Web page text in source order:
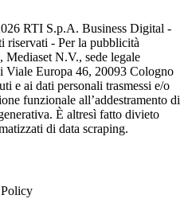
RTI S.p.A. Business Digital -
riservati - Per la pubblicità
N.V., sede legale
Viale Europa 46, 20093 Cologno
e ai dati personali trasmessi e/o
funzionale all’addestramento di
È altresì fatto divieto
di data scraping.